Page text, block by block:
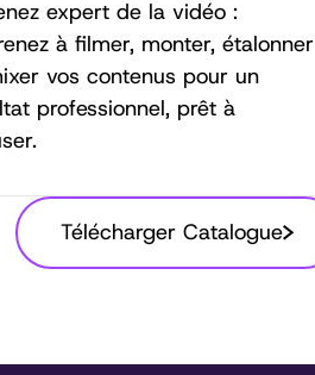
expert de la vidéo :
à filmer, monter, étalonner
vos contenus pour un
professionnel, prêt à
Télécharger Catalogue